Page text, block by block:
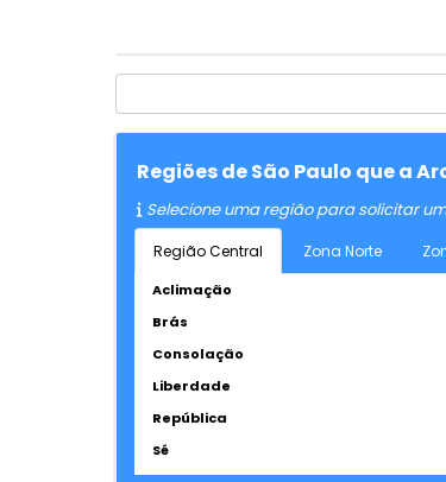
Regiões de São Paulo que a
Selecione uma região para solicitar
Região Central Zona Norte
Aclimação
Brás
Consolação
Liberdade
República
Sé